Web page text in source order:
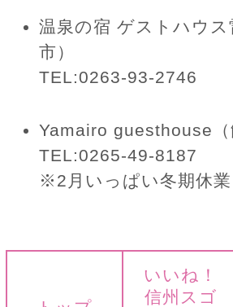
温泉の宿 ゲストハウス
市）
TEL:0263-93-2746
Yamairo guesthouse（
TEL:0265-49-8187
※2月いっぱい冬期休業
いいね！
信州スゴ